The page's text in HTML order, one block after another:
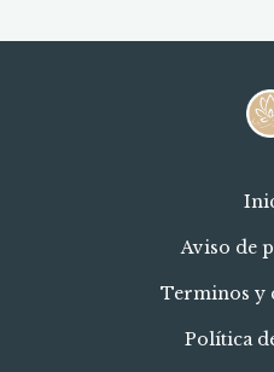
Aviso de
Terminos y
Política